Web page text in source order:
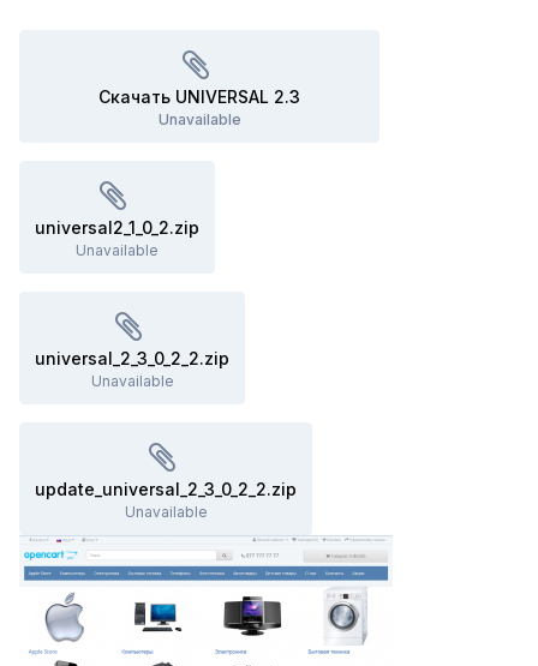
Скачать UNIVERSAL 2.3
Unavailable
universal2_1_0_2.zip
Unavailable
universal_2_3_0_2_2.zip
Unavailable
update_universal_2_3_0_2_2.zip
Unavailable